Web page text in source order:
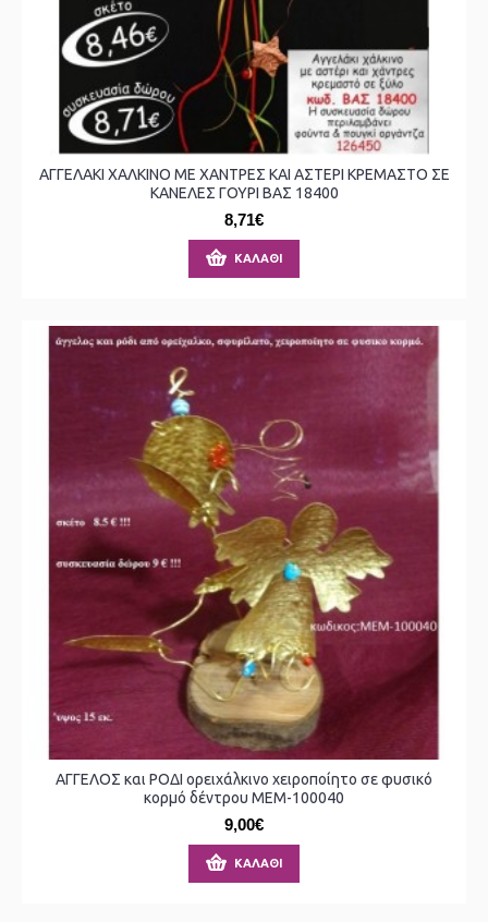
ΑΓΓΕΛΑΚΙ ΧΑΛΚΙΝΟ ΜΕ ΧΑΝΤΡΕΣ ΚΑΙ ΑΣΤΕΡΙ ΚΡΕΜΑΣΤΟ ΣΕ
ΚΑΝΕΛΕΣ ΓΟΥΡΙ ΒΑΣ 18400
8,71€
ΚΑΛΆΘΙ
ΑΓΓΕΛΟΣ και ΡΟΔΙ ορειχάλκινο χειροποίητο σε φυσικό
κορμό δέντρου ΜΕΜ-100040
9,00€
ΚΑΛΆΘΙ